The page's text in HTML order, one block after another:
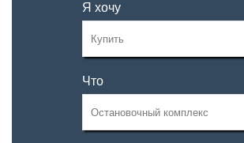
Я хочу
Что